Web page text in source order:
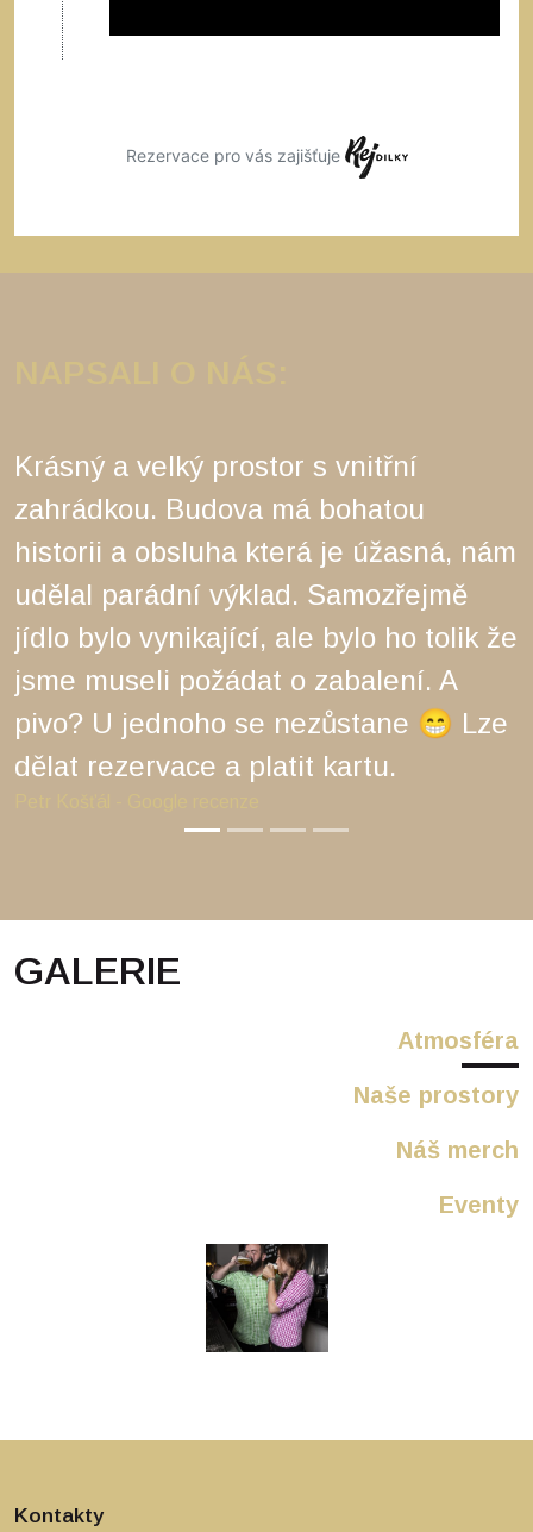
Krásný a velký prostor s vnitřní
zahrádkou. Budova má bohatou
historii a obsluha která je úžasná, nám
udělal parádní výklad. Samozřejmě
jídlo bylo vynikající, ale bylo ho tolik že
jsme museli požádat o zabalení. A
pivo? U jednoho se nezůstane 😁 Lze
dělat rezervace a platit kartu.
GALERIE
Atmosféra
Naše prostory
Náš merch
Eventy
Kontakty